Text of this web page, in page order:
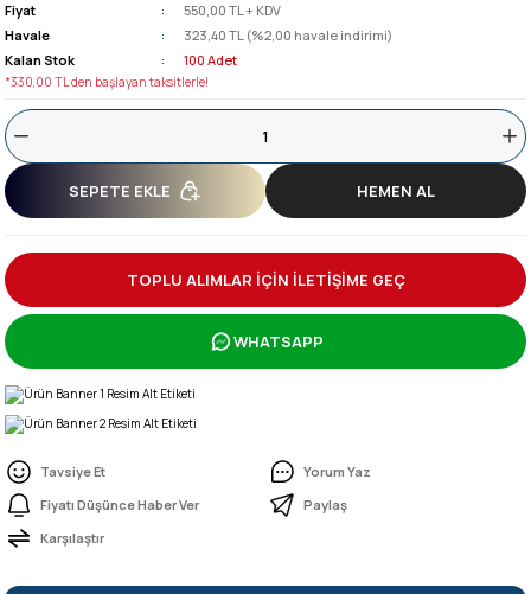
Fiyat
550,00 TL + KDV
Havale
323,40 TL (%2,00 havale indirimi)
Kalan Stok
100 Adet
*330,00 TL den başlayan taksitlerle!
SEPETE EKLE HEMEN AL
TOPLU ALIMLAR İÇİN İLETİŞİME GEÇ
WHATSAPP
Tavsiye Et
Yorum Yaz
Fiyatı Düşünce Haber Ver
Paylaş
Karşılaştır